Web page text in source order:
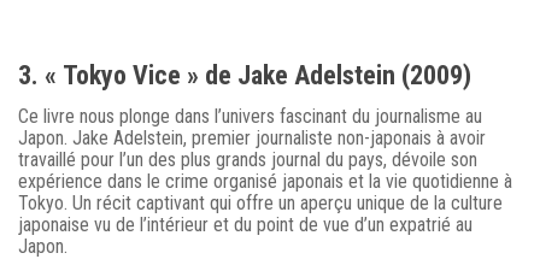
3. « Tokyo Vice » de Jake Adelstein (2009)
Ce livre nous plonge dans l’univers fascinant du journalisme au
Japon. Jake Adelstein, premier journaliste non-japonais à avoir
travaillé pour l’un des plus grands journal du pays, dévoile son
expérience dans le crime organisé japonais et la vie quotidienne à
Tokyo. Un récit captivant qui offre un aperçu unique de la culture
japonaise vu de l’intérieur et du point de vue d’un expatrié au
Japon.